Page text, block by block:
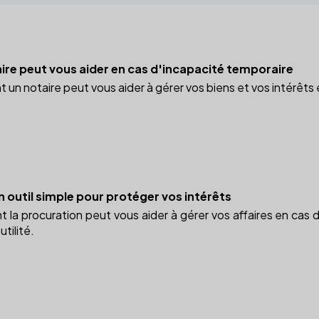
peut vous aider en cas d'incapacité temporaire
un notaire peut vous aider à gérer vos biens et vos
outil simple pour protéger vos intérêts
la procuration peut vous aider à gérer vos affaires en